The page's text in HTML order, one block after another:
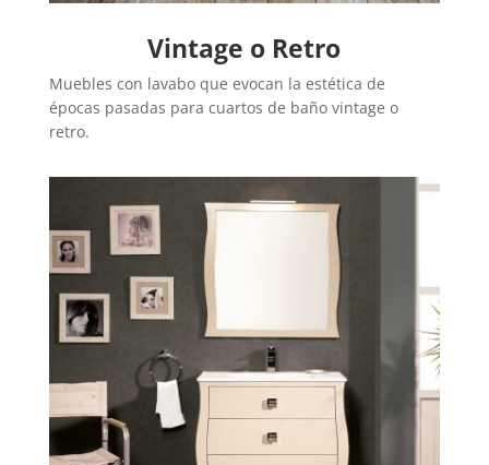
Vintage o Retro
Muebles con lavabo que evocan la estética de
épocas pasadas para cuartos de baño vintage o
retro.